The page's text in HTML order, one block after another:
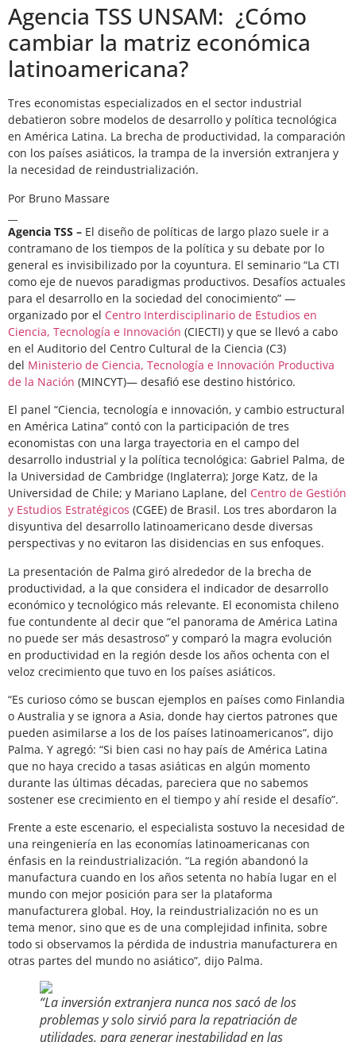
Agencia TSS UNSAM: ¿Cómo
cambiar la matriz económica
latinoamericana?
Tres economistas especializados en el sector industrial
debatieron sobre modelos de desarrollo y política tecnológica
en América Latina. La brecha de productividad, la comparación
con los países asiáticos, la trampa de la inversión extranjera y
la necesidad de reindustrialización.
Por Bruno Massare
Agencia TSS – El diseño de políticas de largo plazo suele ir a
contramano de los tiempos de la política y su debate por lo
general es invisibilizado por la coyuntura. El seminario “La CTI
como eje de nuevos paradigmas productivos. Desafíos actuales
para el desarrollo en la sociedad del conocimiento” —
organizado por el Centro Interdisciplinario de Estudios en
Ciencia, Tecnología e Innovación (CIECTI) y que se llevó a cabo
en el Auditorio del Centro Cultural de la Ciencia (C3)
del Ministerio de Ciencia, Tecnología e Innovación Productiva
de la Nación (MINCYT)— desafió ese destino histórico.
El panel “Ciencia, tecnología e innovación, y cambio estructural
en América Latina” contó con la participación de tres
economistas con una larga trayectoria en el campo del
desarrollo industrial y la política tecnológica: Gabriel Palma, de
la Universidad de Cambridge (Inglaterra); Jorge Katz, de la
Universidad de Chile; y Mariano Laplane, del Centro de Gestión
y Estudios Estratégicos (CGEE) de Brasil. Los tres abordaron la
disyuntiva del desarrollo latinoamericano desde diversas
perspectivas y no evitaron las disidencias en sus enfoques.
La presentación de Palma giró alrededor de la brecha de
productividad, a la que considera el indicador de desarrollo
económico y tecnológico más relevante. El economista chileno
fue contundente al decir que “el panorama de América Latina
no puede ser más desastroso” y comparó la magra evolución
en productividad en la región desde los años ochenta con el
veloz crecimiento que tuvo en los países asiáticos.
“Es curioso cómo se buscan ejemplos en países como Finlandia
o Australia y se ignora a Asia, donde hay ciertos patrones que
pueden asimilarse a los de los países latinoamericanos”, dijo
Palma. Y agregó: “Si bien casi no hay país de América Latina
que no haya crecido a tasas asiáticas en algún momento
durante las últimas décadas, pareciera que no sabemos
sostener ese crecimiento en el tiempo y ahí reside el desafío”.
Frente a este escenario, el especialista sostuvo la necesidad de
una reingeniería en las economías latinoamericanas con
énfasis en la reindustrialización. “La región abandonó la
manufactura cuando en los años setenta no había lugar en el
mundo con mejor posición para ser la plataforma
manufacturera global. Hoy, la reindustrialización no es un
tema menor, sino que es de una complejidad infinita, sobre
todo si observamos la pérdida de industria manufacturera en
otras partes del mundo no asiático”, dijo Palma.
“La inversión extranjera nunca nos sacó de los
problemas y solo sirvió para la repatriación de
utilidades, para generar inestabilidad en las